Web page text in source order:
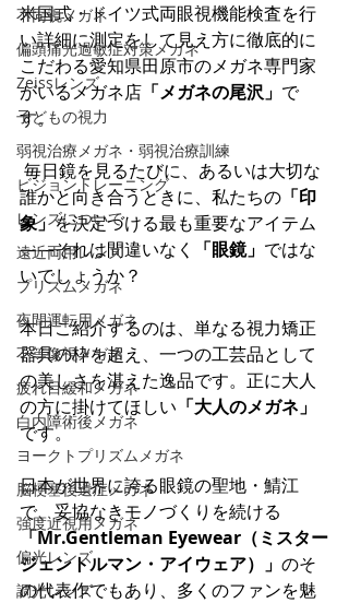
不同視メガネ
偏頭痛光過敏症対策メガネ
Zeissレンズ
子どもの視力
弱視治療メガネ・弱視治療訓練
ビジョントレーニング
レンズについて
遠近両用レンズ
プリズムメガネ
夜間運転用メガネ
不等像視メガネ
疲れ目緩和メガネ
白内障術後メガネ
ヨークトプリズムメガネ
脳梗塞後遺症メガネ
強度近視用メガネ
偏光レンズ
調光レンズ
米国式・ドイツ式両眼視機能検査を行
い詳細に測定をして見え方に徹底的に
こだわる愛知県田原市のメガネ専門家
がいるメガネ店 「メガネの尾沢」 で
す。
誰かと向き合うときに、私たちの 「印
象」を決定づける最も重要なアイテム
——それは間違いなく
「眼鏡」 ではな
いでしょうか？
本日ご紹介するのは、単なる視力矯正
器具の枠を超え、一つの工芸品として
の美しさを湛えた逸品です。正に大人
の方に掛けてほしい 「大人のメガネ」
です。
日本が世界に誇る眼鏡の聖地・鯖江
で、妥協なきモノづくりを続ける
「Mr.Gentleman Eyewear（ミスター
ジェントルマン・アイウェア）」 のそ
の代表作でもあり、多くのファンを魅